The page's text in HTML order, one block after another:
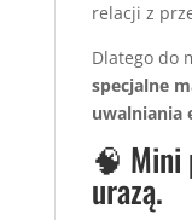
relacji z
Dlatego do
specjalne
uwalniania
🧠 Mini
urazą.